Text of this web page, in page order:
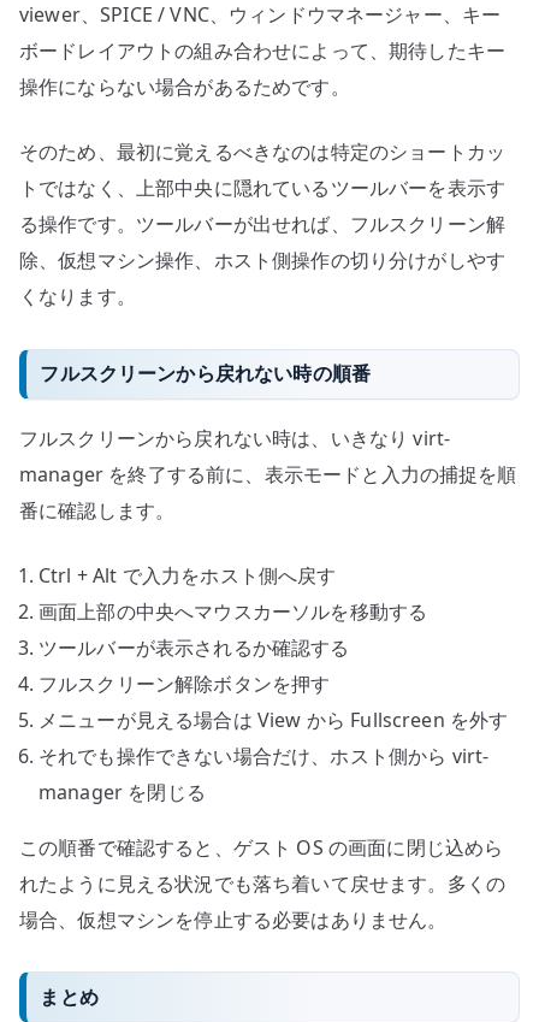
viewer、SPICE / VNC、ウィンドウマネージャー、キー
ボードレイアウトの組み合わせによって、期待したキー
操作にならない場合があるためです。
そのため、最初に覚えるべきなのは特定のショートカッ
トではなく、上部中央に隠れているツールバーを表示す
る操作です。ツールバーが出せれば、フルスクリーン解
除、仮想マシン操作、ホスト側操作の切り分けがしやす
くなります。
フルスクリーンから戻れない時の順番
フルスクリーンから戻れない時は、いきなり virt-
manager を終了する前に、表示モードと入力の捕捉を順
番に確認します。
Ctrl + Alt で入力をホスト側へ戻す
画面上部の中央へマウスカーソルを移動する
ツールバーが表示されるか確認する
フルスクリーン解除ボタンを押す
メニューが見える場合は View から Fullscreen を外す
それでも操作できない場合だけ、ホスト側から virt-
manager を閉じる
この順番で確認すると、ゲスト OS の画面に閉じ込めら
れたように見える状況でも落ち着いて戻せます。多くの
場合、仮想マシンを停止する必要はありません。
まとめ